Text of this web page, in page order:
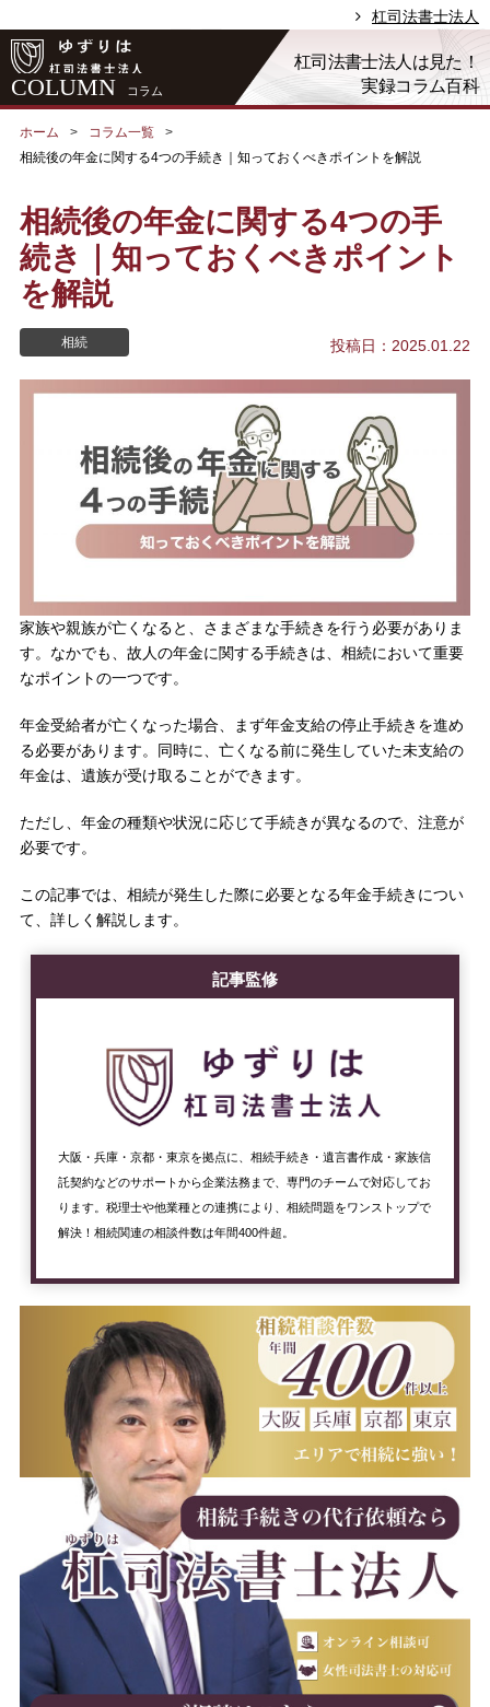
杠司法書士法人
COLUMN コラム
杠司法書士法人は見た！
実録コラム百科
ホーム
コラム一覧
相続後の年金に関する4つの手続き｜知っておくべきポイントを解説
相続後の年金に関する4つの手
続き｜知っておくべきポイント
を解説
相続 投稿日：2025.01.22
家族や親族が亡くなると、さまざまな手続きを行う必要がありま
す。なかでも、故人の年金に関する手続きは、相続において重要
なポイントの一つです。
年金受給者が亡くなった場合、まず年金支給の停止手続きを進め
る必要があります。同時に、亡くなる前に発生していた未支給の
年金は、遺族が受け取ることができます。
ただし、年金の種類や状況に応じて手続きが異なるので、注意が
必要です。
この記事では、相続が発生した際に必要となる年金手続きについ
て、詳しく解説します。
記事監修
大阪・兵庫・京都・東京を拠点に、相続手続き・遺言書作成・家族信
託契約などのサポートから企業法務まで、専門のチームで対応してお
ります。税理士や他業種との連携により、相続問題をワンストップで
解決！相続関連の相談件数は年間400件超。